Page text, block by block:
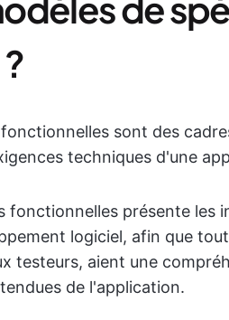
sont des
techniques d'une
fonctionnelles présente les
logiciel, afin que
testeurs, aient une
de l'application.